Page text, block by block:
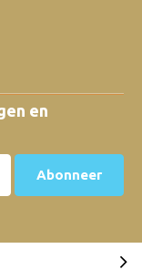
en
Abonneer